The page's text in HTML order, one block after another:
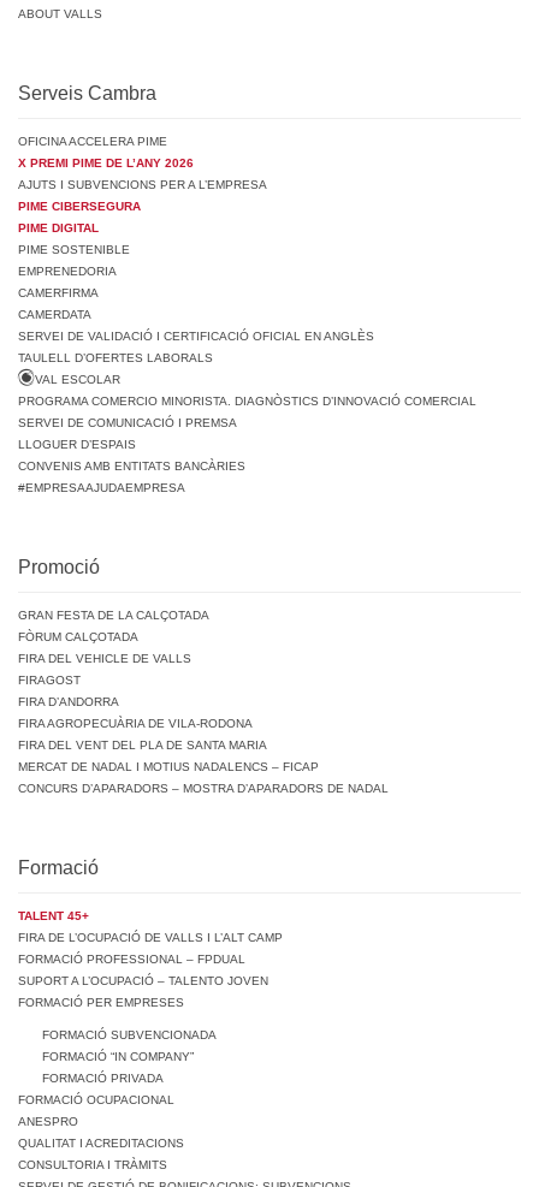
ABOUT VALLS
Serveis Cambra
OFICINA ACCELERA PIME
X PREMI PIME DE L’ANY 2026
AJUTS I SUBVENCIONS PER A L’EMPRESA
PIME CIBERSEGURA
PIME DIGITAL
PIME SOSTENIBLE
EMPRENEDORIA
CAMERFIRMA
CAMERDATA
SERVEI DE VALIDACIÓ I CERTIFICACIÓ OFICIAL EN ANGLÈS
TAULELL D’OFERTES LABORALS
VAL ESCOLAR
PROGRAMA COMERCIO MINORISTA. DIAGNÒSTICS D’INNOVACIÓ COMERCIAL
SERVEI DE COMUNICACIÓ I PREMSA
LLOGUER D’ESPAIS
CONVENIS AMB ENTITATS BANCÀRIES
#EMPRESAAJUDAEMPRESA
Promoció
GRAN FESTA DE LA CALÇOTADA
FÒRUM CALÇOTADA
FIRA DEL VEHICLE DE VALLS
FIRAGOST
FIRA D’ANDORRA
FIRA AGROPECUÀRIA DE VILA-RODONA
FIRA DEL VENT DEL PLA DE SANTA MARIA
MERCAT DE NADAL I MOTIUS NADALENCS – FICAP
CONCURS D’APARADORS – MOSTRA D’APARADORS DE NADAL
Formació
TALENT 45+
FIRA DE L’OCUPACIÓ DE VALLS I L’ALT CAMP
FORMACIÓ PROFESSIONAL – FPDUAL
SUPORT A L’OCUPACIÓ – TALENTO JOVEN
FORMACIÓ PER EMPRESES
FORMACIÓ SUBVENCIONADA
FORMACIÓ “IN COMPANY”
FORMACIÓ PRIVADA
FORMACIÓ OCUPACIONAL
ANESPRO
QUALITAT I ACREDITACIONS
CONSULTORIA I TRÀMITS